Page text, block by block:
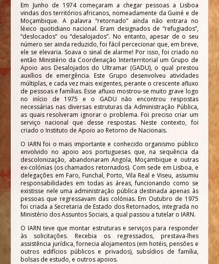
Em Junho de 1974 começaram a chegar pessoas a Lisboa
vindas dos territórios africanos, nomeadamente da Guiné e de
Moçambique. A palavra “retornado” ainda não entrara no
léxico quotidiano nacional. Eram designados de “refugiados”,
“deslocados” ou “desalojados”. No entanto, apesar de o seu
número ser ainda reduzido, foi fácil percecionar que, em breve,
ele se elevaria. Soava o sinal de alarme! Por isso, foi criado no
então Ministério da Coordenação Interterritorial um Grupo de
Apoio aos Desalojados do Ultramar (GADU), o qual prestou
auxílios de emergência. Este Grupo desenvolveu atividades
múltiplas, e cada vez mais exigentes, perante o crescente afluxo
de pessoas e famílias. Esse afluxo mostrou-se muito grave logo
no início de 1975 e o GADU não encontrou respostas
necessárias nas diversas estruturas da Administração Pública,
as quais resolveram ignorar o problema. Foi preciso criar um
serviço nacional que desse respostas. Neste contexto, foi
criado o Instituto de Apoio ao Retorno de Nacionais.
O IARN foi o mais importante e conhecido organismo público
envolvido no apoio aos portugueses que, na sequência da
descolonização, abandonaram Angola, Moçambique e outras
ex-colónias (os chamados retornados). Com sede em Lisboa, e
delegações em Faro, Funchal, Porto, Vila Real e Viseu, assumiu
responsabilidades em todas as áreas, funcionando como se
existisse nele uma administração pública destinada apenas às
pessoas que regressavam das colónias. Em Outubro de 1975
foi criada a Secretaria de Estado dos Retornados, integrada no
Ministério dos Assuntos Sociais, a qual passou a tutelar o IARN.
O IARN teve que montar estruturas e serviços para responder
às solicitações. Recebia os regressados, prestava-lhes
assistência jurídica, fornecia alojamentos (em hotéis, pensões e
outros edifícios públicos e privados), subsídios de família,
bolsas de estudo, e outros apoios.